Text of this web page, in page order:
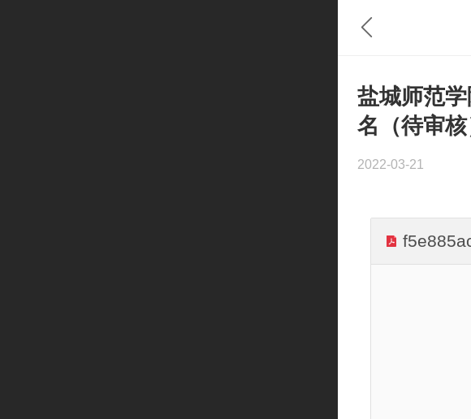
盐城师范
名（待审
2022-03-21